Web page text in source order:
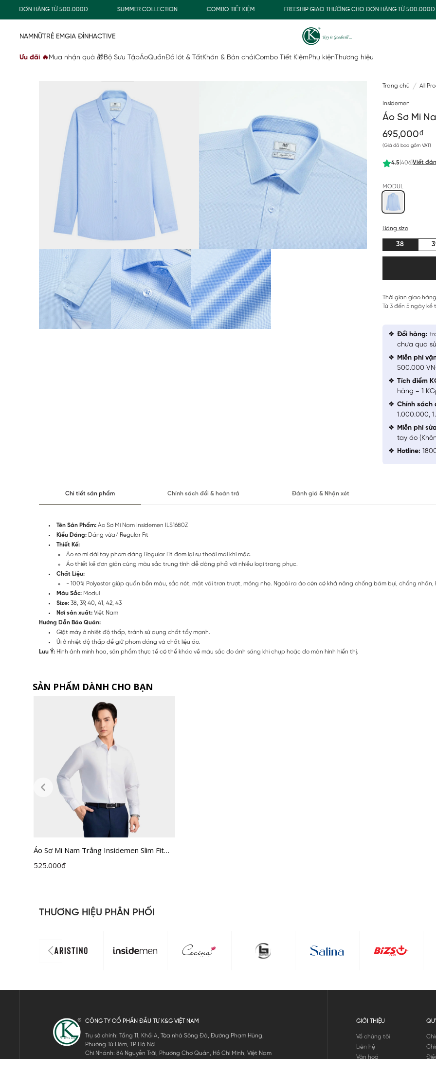
ĐƠN HÀNG TỪ 500.000Đ SUMMER COLLECTION COMBO TIẾT KIỆM FREESHIP GIAO THƯỜNG CHO ĐƠN HÀNG TỪ 500.000Đ
NAMNỮTRẺ EMGIA ĐÌNHACTIVE
Ưu đãi 🔥 Mua nhận quà 🎁Bộ Sưu TậpÁoQuầnĐồ lót & TấtKhăn & Bàn chảiCombo Tiết KiệmPhụ kiện Thương hiệu
Trang chủ All
Insidemen
Áo Sơ Mi
695,000₫
(Giá đã bao gồm VAT)
4.5(406)Viết
MODUL
Bảng size
38
Thời gian giao
Từ 3 đến 5 ngày
Đổi hàng:
chưa qua
Miễn phí
500.000
Tích điểm
hàng = 1
Chính sách
1.000.000,
Miễn phí
tay áo
Hotline:
Chi tiết sản phẩm Chính sách đổi & hoàn trả Đánh giá & Nhận xét
Tên Sản Phẩm: Áo Sơ Mi Nam Insidemen ILS1680Z
Kiểu Dáng: Dáng vừa/ Regular Fit
Thiết Kế:
Áo sơ mi dài tay phom dáng Regular Fit đem lại sự thoải mái khi mặc.
Áo thiết kế đơn giản cùng màu sắc trung tính dễ dàng phối với nhiều loại trang phục.
Chất Liệu:
- 100% Polyester giúp quần bền màu, sắc nét, mặt vải trơn trượt, mỏng nhẹ. Ngoài ra áo còn có khả năng chống bám bụi, chống
Màu Sắc: Modul
Size: 38, 39, 40, 41, 42, 43
Nơi sản xuất: Việt Nam
Hướng Dẫn Bảo Quản:
Giặt máy ở nhiệt độ thấp, tránh sử dụng chất tẩy mạnh.
Ủi ở nhiệt độ thấp để giữ phom dáng và chất liệu áo.
Lưu Ý: Hình ảnh minh họa, sản phẩm thực tế có thể khác về màu sắc do ánh sáng khi chụp hoặc do màn hình hiển thị.
SẢN PHẨM DÀNH CHO BẠN
Áo Sơ Mi Nam Trắng Insidemen Slim Fit
ILS158F0H0
525.000đ
THƯƠNG HIỆU PHÂN PHỐI
CÔNG TY CỔ PHẦN ĐẦU TƯ K&G VIỆT NAM
Trụ sở chính: Tầng 11, Khối A, Tòa nhà Sông Đà, Đường Phạm Hùng,
Phường Từ Liêm, TP Hà Nội
Chi Nhánh: 84 Nguyễn Trãi, Phường Chợ Quán, Hồ Chí Minh, Việt Nam
GIỚI THIỆU
Về chúng tôi
Liên hệ
Văn hoá